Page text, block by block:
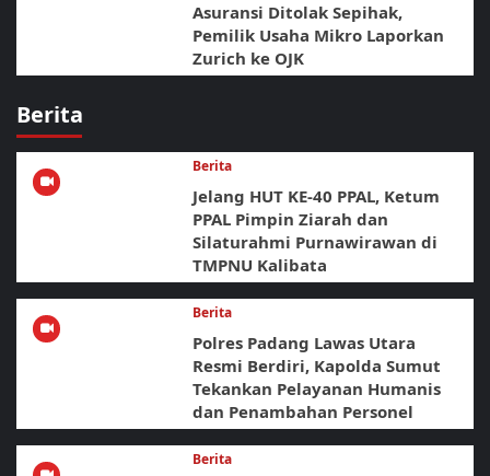
Asuransi Ditolak Sepihak,
Pemilik Usaha Mikro Laporkan
Zurich ke OJK
Berita
Berita
Jelang HUT KE-40 PPAL, Ketum
PPAL Pimpin Ziarah dan
Silaturahmi Purnawirawan di
TMPNU Kalibata
Berita
Polres Padang Lawas Utara
Resmi Berdiri, Kapolda Sumut
Tekankan Pelayanan Humanis
dan Penambahan Personel
Berita